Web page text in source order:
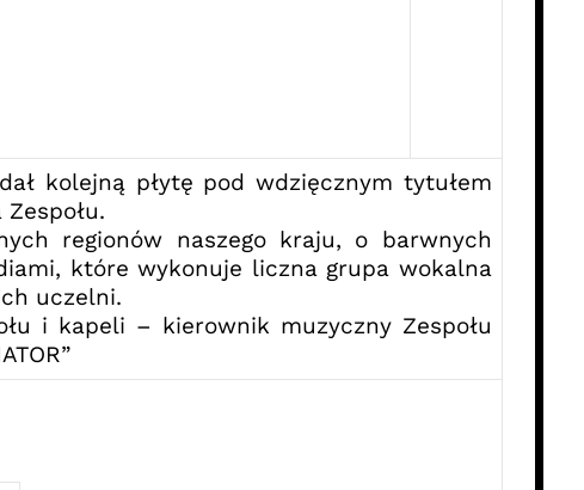
kolejną płytę pod wdzięcznym tytułem
regionów naszego kraju, o barwnych
które wykonuje liczna grupa wokalna
uczelni.
i kapeli – kierownik muzyczny Zespołu